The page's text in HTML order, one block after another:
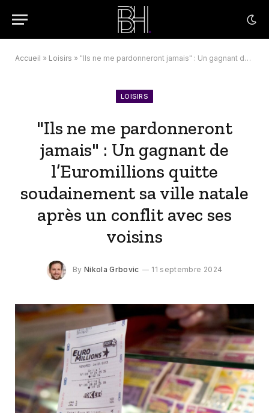
Accueil » Loisirs » "Ils ne me pardonneront jamais" : Un gagnant de l’Euromillions quitte soudainement sa ville natale après un conflit avec ses voisins
LOISIRS
"Ils ne me pardonneront
jamais" : Un gagnant de
l’Euromillions quitte
soudainement sa ville natale
après un conflit avec ses
voisins
By Nikola Grbovic 11 septembre 2024